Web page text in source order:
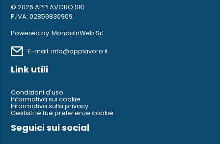
© 2026 APPLAVORO SRL
P.IVA: 02859830909
Powered by MondoInWeb Srl
E-mail: info@applavoro.it
Link utili
Condizioni d'uso
Informativa sui cookie
Informativa sulla privacy
Gestisti le tue preferenze cookie
Seguici sui social